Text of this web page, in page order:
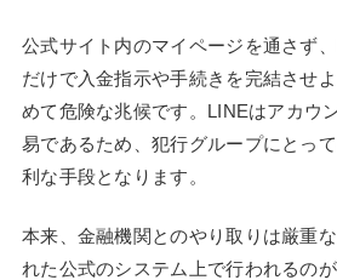
公式サイト内のマイページを通さず
だけで入金指示や手続きを完結させ
めて危険な兆候です。LINEはアカウ
易であるため、犯行グループにとっ
利な手段となります。
本来、金融機関とのやり取りは厳重
れた公式のシステム上で行われるの